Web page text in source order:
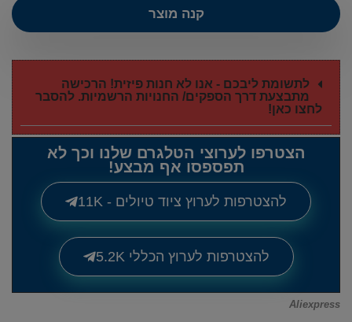
קנה מוצר
לתשומת ליבכם - אנו לא חנות פיזית! הרכישה
מתבצעת דרך הספקים/ החנויות הרשמיות. להסבר
לחצו כאן!
הצטרפו לערוצי הטלגרם שלנו וכך לא
תפספסו אף מבצע!
להצטרפות לערוץ ציוד טיולים - 11K
להצטרפות לערוץ הכללי 5.2K
Aliexpress